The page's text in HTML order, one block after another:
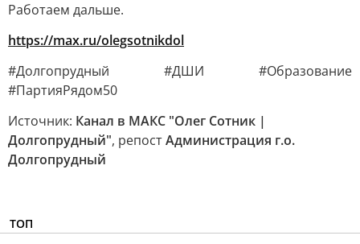
Работаем дальше.
https://max.ru/olegsotnikdol
#Долгопрудный #ДШИ #Образование
#ПартияРядом50
Источник: Канал в МАКС "Олег Сотник |
Долгопрудный", репостАдминистрация г.о.
Долгопрудный
ТОП